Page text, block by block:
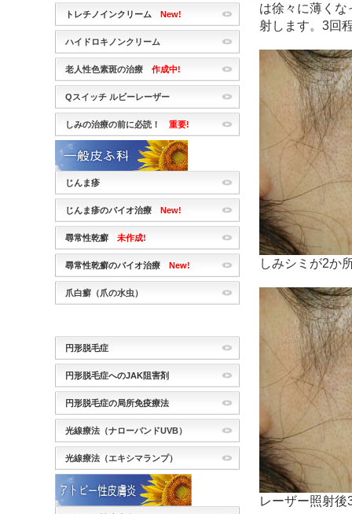
は徐々に薄く
射します。3回
しみシミが2か
レーザー照射
トレチノインクリーム New!
ハイドロキノンクリーム
老人性色素斑の治療 作成中!
Qスイッチ ルビーレーザー
しみの治療の前に必読！ 重要!
じんま疹
じんま疹のバイオ治療 New!
尋常性乾癬 未作成!
尋常性乾癬のバイオ治療 New!
爪白癬（爪の水虫）
円形脱毛症
円形脱毛症へのJAK阻害剤
円形脱毛症の局所免疫療法
光線療法（ナローバンドUVB）
光線療法（エキシマランプ）